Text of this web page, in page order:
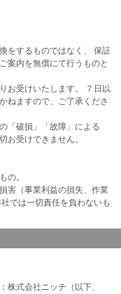
をするものではなく、 保証
案内を無償にて行うものと
お受けいたします。 ７日以
ねますので、ご了承くださ
「破損」「故障」による
お受けできません。
の。
害（事業利益の損失、作業
では一切責任を負わないも
株式会社ニッチ（以下、